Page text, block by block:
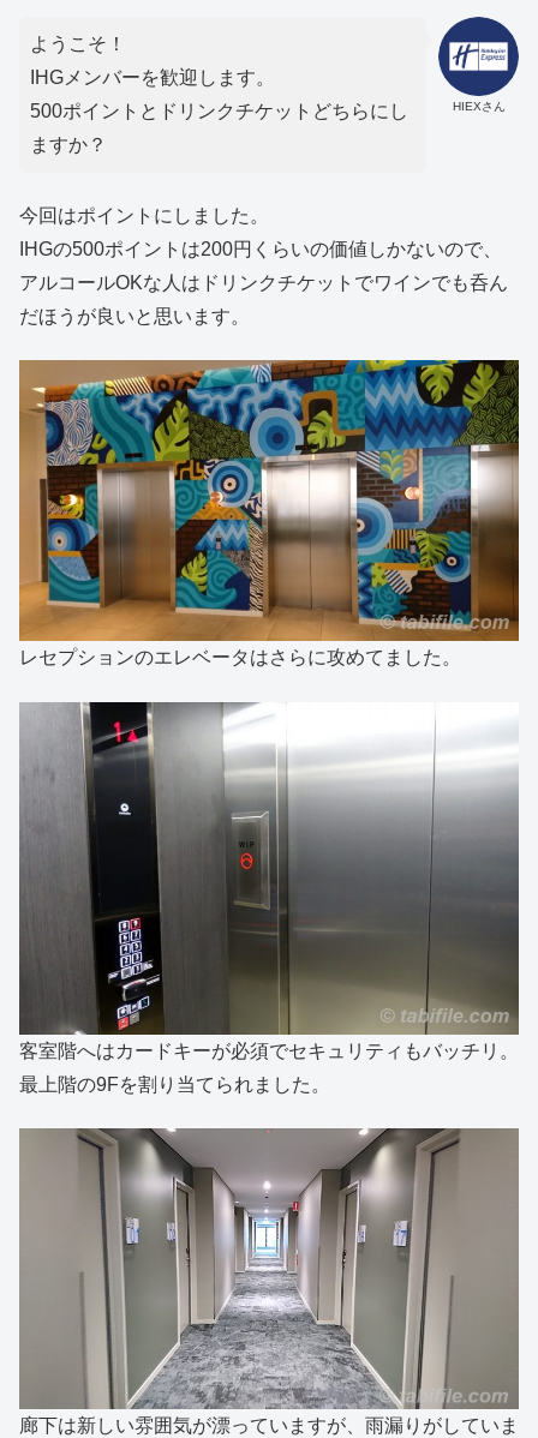
HIEXさん
ようこそ！
IHGメンバーを歓迎します。
500ポイントとドリンクチケットどちらにし
ますか？
今回はポイントにしました。
IHGの500ポイントは200円くらいの価値しかないので、
アルコールOKな人はドリンクチケットでワインでも呑ん
だほうが良いと思います。
レセプションのエレベータはさらに攻めてました。
客室階へはカードキーが必須でセキュリティもバッチリ。
最上階の9Fを割り当てられました。
廊下は新しい雰囲気が漂っていますが、雨漏りがしていま